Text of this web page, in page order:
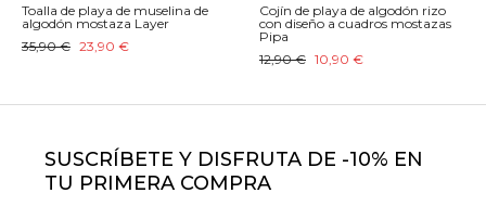
Toalla de playa de muselina de
algodón mostaza Layer
35,90 € 23,90 €
Cojín de playa de algodón rizo
con diseño a cuadros mostazas
Pipa
12,90 € 10,90 €
SUSCRÍBETE Y DISFRUTA DE -10% EN
TU PRIMERA COMPRA